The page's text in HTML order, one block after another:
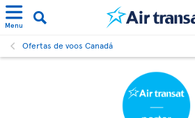
Menu
Ofertas de voos Canadá